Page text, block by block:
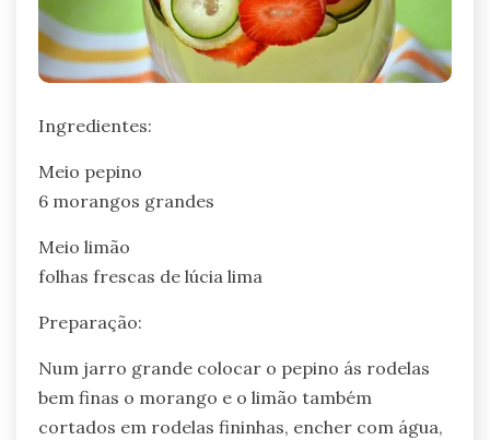
Ingredientes:
Meio pepino
6 morangos grandes
Meio limão
folhas frescas de lúcia lima
Preparação:
Num jarro grande colocar o pepino ás rodelas
bem finas o morango e o limão também
cortados em rodelas fininhas, encher com água,